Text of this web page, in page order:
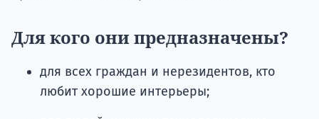
Для кого они предназначены?
для всех граждан и нерезидентов, кто
любит хорошие интерьеры;